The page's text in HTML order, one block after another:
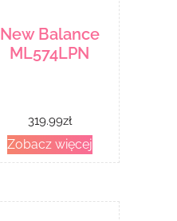
New Balance
ML574LPN
319.99zł
Zobacz więcej